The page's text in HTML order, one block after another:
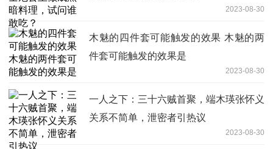
2023-08-30
木魅的四件套可能触发的效果 木魅的两
件套可能触发的效果是
2023-08-30
一人之下：三十六贼首聚，端木瑛张怀义
关系不简单，泄密者引热议
2023-08-30